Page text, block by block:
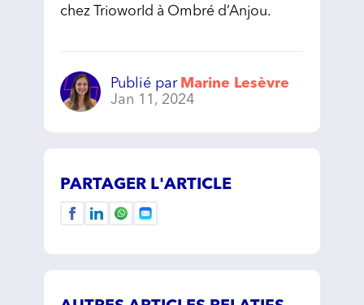
chez Trioworld à Ombré d’Anjou.
Publié par Marine Lesèvre
Jan 11, 2024
PARTAGER L'ARTICLE